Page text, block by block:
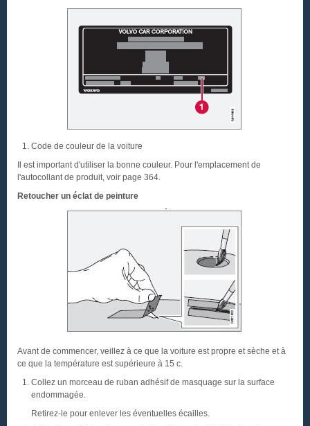
Code de couleur de la voiture
Il est important d'utiliser la bonne couleur. Pour l'emplacement de
l'autocollant de produit, voir page 364.
Retoucher un éclat de peinture
Avant de commencer, veillez à ce que la voiture est propre et sèche et à
ce que la température est supérieure à 15 c.
Collez un morceau de ruban adhésif de masquage sur la surface
endommagée.
Retirez-le pour enlever les éventuelles écailles.